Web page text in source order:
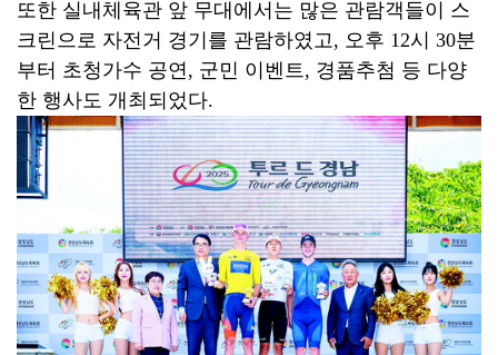
또한 실내체육관 앞 무대에서는 많은 관람객들이 스
크린으로 자전거 경기를 관람하였고, 오후 12시 30분
부터 초청가수 공연, 군민 이벤트, 경품추첨 등 다양
한 행사도 개최되었다.